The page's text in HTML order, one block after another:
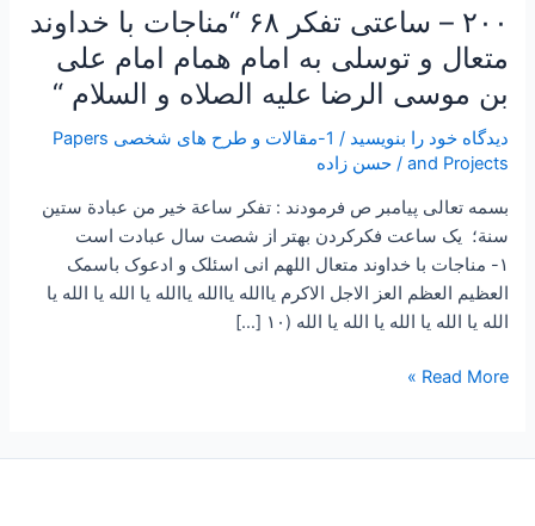
۲۰۰ – ساعتی تفکر ۶۸ “مناجات با خداوند
متعال و توسلی به امام همام امام علی
بن موسی الرضا علیه الصلاه و السلام “
دیدگاه‌ خود را بنویسید /
1-مقالات و طرح های شخصی Papers
and Projects
/حسن زاده
بسمه تعالی پیامبر ص فرمودند : تفكر ساعة خير من عبادة ستين
سنة؛ یک ساعت فکرکردن بهتر از شصت سال عبادت است
۱- مناجات با خداوند متعال اللهم انی اسئلک و ادعوک باسمک
العظیم العظم العز الاجل الاکرم یاالله یاالله یاالله یا الله یا الله یا
الله یا الله یا الله یا الله یا الله (۱۰ […]
موسی
الرضا
علیه
الصلاه
السلام
“
Read More »